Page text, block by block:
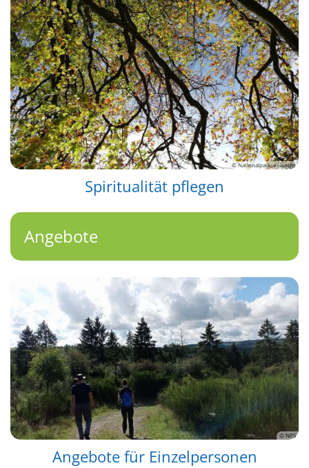
© Nationalparkseelsorge
Spiritualität pflegen
Angebote
© NPS
Angebote für Einzelpersonen